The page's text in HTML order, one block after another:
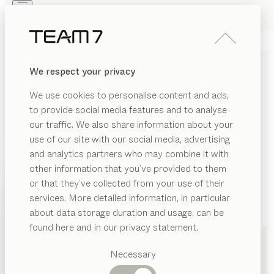
We respect your privacy
We use cookies to personalise content and ads,
to provide social media features and to analyse
our traffic. We also share information about your
use of our site with our social media, advertising
and analytics partners who may combine it with
other information that you’ve provided to them
or that they’ve collected from your use of their
services. More detailed information, in particular
about data storage duration and usage, can be
found here and in our privacy statement.
Necessary
PRODUKTE
INSPIRATION
HÄNDLER
Vorgeschlagene
Kategorien
PRODUKTE
INSPIRATION
ÜBER UNS
KÜCHEN IN HAGEN VON
TEAM 7
LISTE
KARTE
TEAM 7 Dortmundby Lackmann